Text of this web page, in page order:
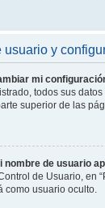
usuario y
mi
todos sus
superior de las
nombre de usuario
de Usuario, en
como usuario oculto.